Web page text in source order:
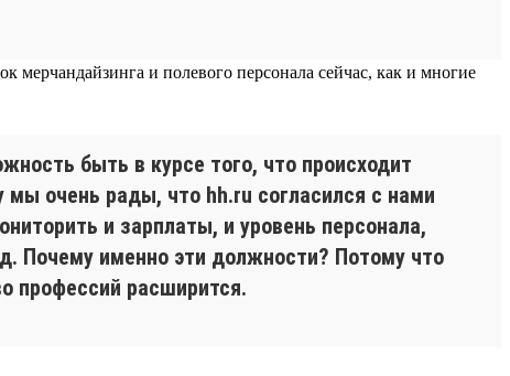
мерчандайзинга и полевого персонала сейчас, как и многие
быть в курсе того, что происходит
очень рады, что hh.ru согласился с нами
и зарплаты, и уровень персонала,
Почему именно эти должности? Потому что
профессий расширится.